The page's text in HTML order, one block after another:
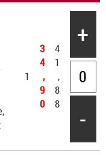
1
3
4
,
9
0
4
1
,
8
8
+
-